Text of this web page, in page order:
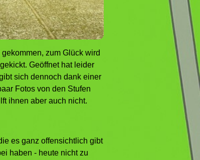
zum Glück wird
Geöffnet hat leider
sich dennoch dank einer
Fotos von den Stufen
ihnen aber auch nicht.
es ganz offensichtlich gibt
haben - heute nicht zu